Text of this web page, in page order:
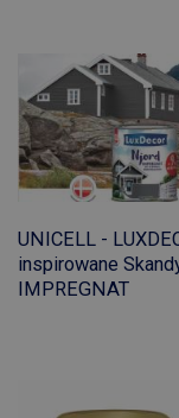
UNICELL -
inspirowane
IMPREGNAT